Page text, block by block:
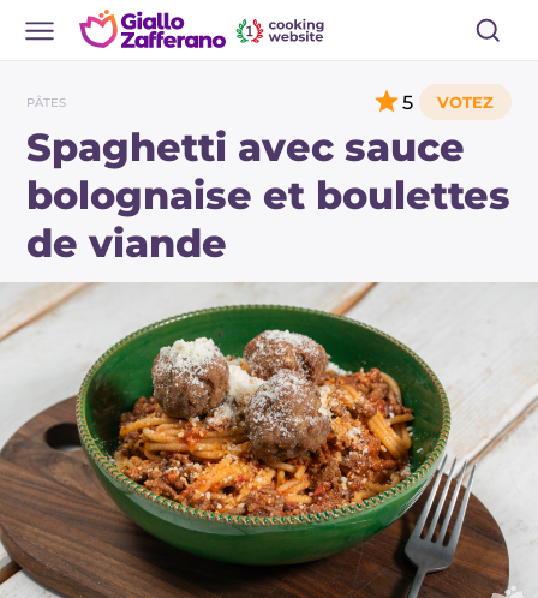
PÂTES
Spaghetti avec sauce
bolognaise et boulettes
de viande
5